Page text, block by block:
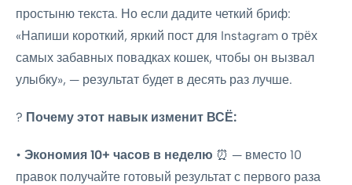
простыню текста. Но если дадите четкий бриф:
«Напиши короткий, яркий пост для Instagram о трёх
самых забавных повадках кошек, чтобы он вызвал
улыбку», — результат будет в десять раз лучше.
? Почему этот навык изменит ВСЁ:
• Экономия 10+ часов в неделю ⏰ — вместо 10
правок получайте готовый результат с первого раза